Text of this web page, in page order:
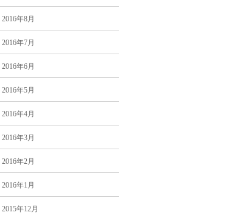
2016年8月
2016年7月
2016年6月
2016年5月
2016年4月
2016年3月
2016年2月
2016年1月
2015年12月